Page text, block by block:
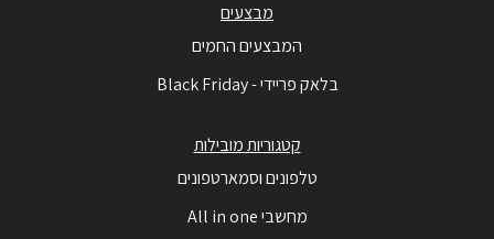
מבצעים
המבצעים החמים
בלאק פריידי - Black Friday
קטגוריות מובילות
טלפונים וסמארטפונים
מחשבי All in one